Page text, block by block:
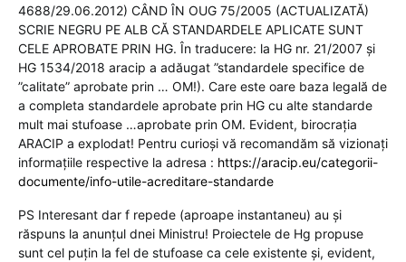
4688/29.06.2012) CÂND ÎN OUG 75/2005 (ACTUALIZATĂ)
SCRIE NEGRU PE ALB CĂ STANDARDELE APLICATE SUNT
CELE APROBATE PRIN HG. În traducere: la HG nr. 21/2007 și
HG 1534/2018 aracip a adăugat ”standardele specifice de
”calitate” aprobate prin … OM!). Care este oare baza legală de
a completa standardele aprobate prin HG cu alte standarde
mult mai stufoase …aprobate prin OM. Evident, birocrația
ARACIP a explodat! Pentru curioși vă recomandăm să vizionați
informațiile respective la adresa : https://aracip.eu/categorii-
documente/info-utile-acreditare-standarde
PS Interesant dar f repede (aproape instantaneu) au și
răspuns la anunțul dnei Ministru! Proiectele de Hg propuse
sunt cel puțin la fel de stufoase ca cele existente și, evident,